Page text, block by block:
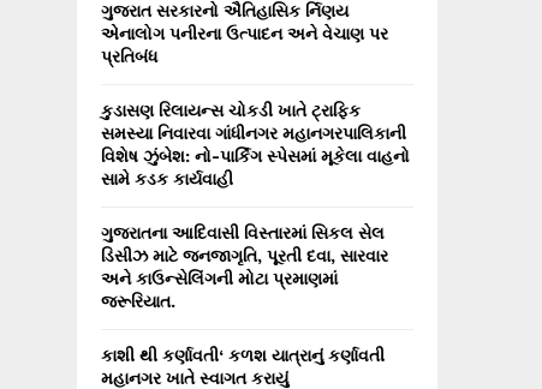
ગુજરાત સરકારનો ઐતિહાસિક ર્નિણય
એનાલોગ પનીરના ઉત્પાદન અને વેચાણ પર
પ્રતિબંધ
કુડાસણ રિલાયન્સ ચોકડી ખાતે ટ્રાફિક
સમસ્યા નિવારવા ગાંધીનગર મહાનગરપાલિકાની
વિશેષ ઝુંબેશ: નો-પાર્કિંગ સ્પેસમાં મૂકેલા વાહનો
સામે કડક કાર્યવાહી
ગુજરાતના આદિવાસી વિસ્તારમાં સિકલ સેલ
ડિસીઝ માટે જનજાગૃતિ, પૂરતી દવા, સારવાર
અને કાઉન્સેલિંગની મોટા પ્રમાણમાં
જરૂરિયાત.
કાશી થી કર્ણાવતી‘ કળશ યાત્રાનું કર્ણાવતી
મહાનગર ખાતે સ્વાગત કરાયું